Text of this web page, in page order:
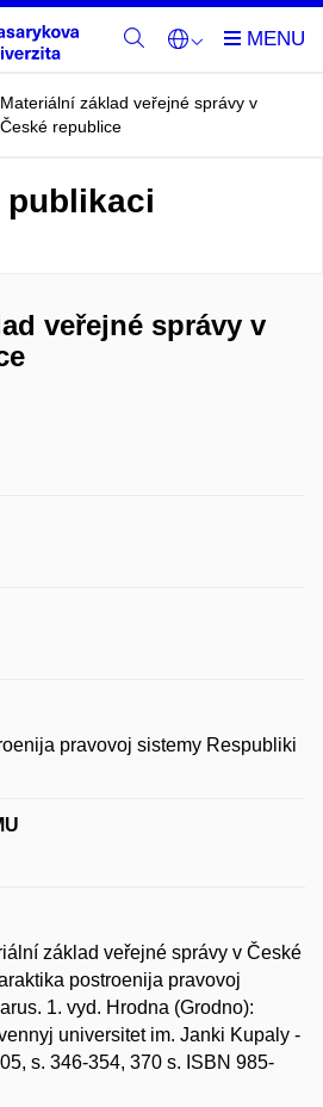
Materiální základ veřejné správy v
České republice
publikaci
veřejné správy v
pravovoj sistemy Respubliki
základ veřejné správy v České
postroenija pravovoj
1. vyd. Hrodna (Grodno):
universitet im. Janki Kupaly -
s. 346-354, 370 s. ISBN 985-